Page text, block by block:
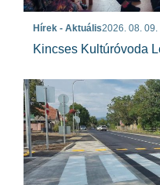
Hírek - Aktuális2026. 08. 09.
Kincses Kultúróvoda